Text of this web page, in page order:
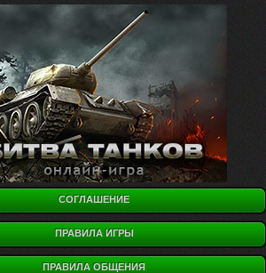
СОГЛАШЕНИЕ
ПРАВИЛА ИГРЫ
ПРАВИЛА ОБЩЕНИЯ